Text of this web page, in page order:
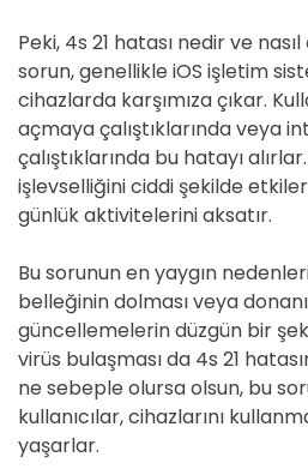
Peki, 4s 21 hatası nedir ve
sorun, genellikle iOS işletim
cihazlarda karşımıza çıkar.
açmaya çalıştıklarında veya
çalıştıklarında bu hatayı
işlevselliğini ciddi şekilde etkiler
günlük aktivitelerini aksatır.
Bu sorunun en yaygın
belleğinin dolması veya
güncellemelerin düzgün bir
virüs bulaşması da 4s 21
ne sebeple olursa olsun, bu
kullanıcılar, cihazlarını
yaşarlar.